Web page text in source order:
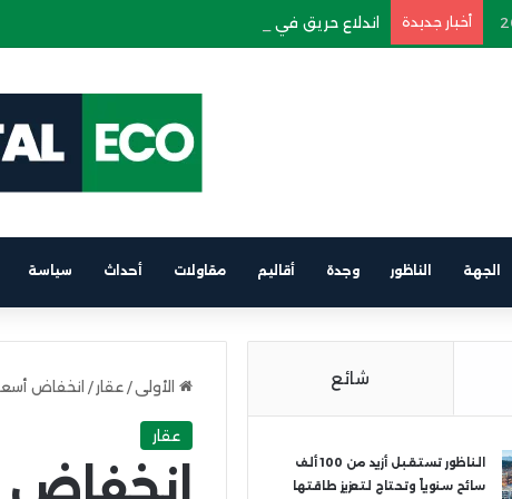
أخبار جديدة اندلاع حريق في سيارة كهربائية على متن باخرة الرابط بين
الجهة الناظور وجدة أقاليم مقاولات أحداث سياسة
الأولى / عقار / انخفاض
عقار
انخفاض
شائع
الناظور تستقبل أزيد من 100 ألف
سائح سنوياً وتحتاج لتعزيز طاقتها